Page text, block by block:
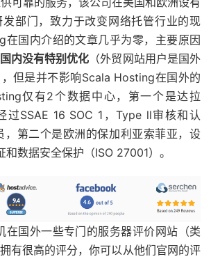
部门，致力于改变网络托管行业的现
国内介绍的文章几乎为零，主要原因
内没有特别优化 （外贸网站用户是国外
但是并不影响Scala Hosting在国外的
仅有2个数据中心，第一个是达拉
过SSAE 16 SOC 1，Type ll审核和认
第二个是欧洲的保加利亚索菲亚，设
和数据安全保护（ISO 27001）。
在国外一些专门的服务器评价网站（类
有很高的评分，你可以从他们官网的评